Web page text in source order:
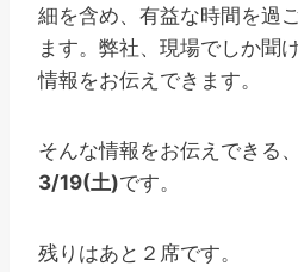
細を含め、有益な時間を過
ます。弊社、現場でしか聞
情報をお伝えできます。
そんな情報をお伝えできる
3/19(土)です。
残りはあと２席です。